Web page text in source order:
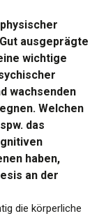
ausgeprägte
wichtige
wachsenden
Welchen
das
haben,
an der
die körperliche